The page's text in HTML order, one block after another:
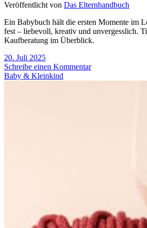
Veröffentlicht von Das Elternhandbuch
Ein Babybuch hält die ersten Momente im
fest – liebevoll, kreativ und unvergesslich.
Kaufberatung im Überblick.
20. Juli 2025
Schreibe einen Kommentar
Baby & Kleinkind